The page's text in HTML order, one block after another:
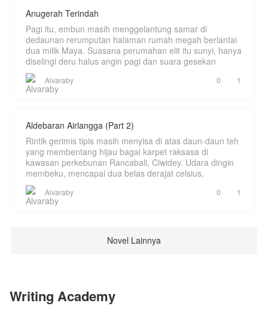
Anugerah Terindah
Pagi itu, embun masih menggelantung samar di
dedaunan rerumputan halaman rumah megah berlantai
dua milik Maya. Suasana perumahan elit itu sunyi, hanya
diselingi deru halus angin pagi dan suara gesekan
Alvaraby 0 1
Aldebaran Airlangga (Part 2)
Rintik gerimis tipis masih menyisa di atas daun-daun teh
yang membentang hijau bagai karpet raksasa di
kawasan perkebunan Rancabali, Ciwidey. Udara dingin
membeku, mencapai dua belas derajat celsius,
Alvaraby 0 1
Novel Lainnya
Writing Academy